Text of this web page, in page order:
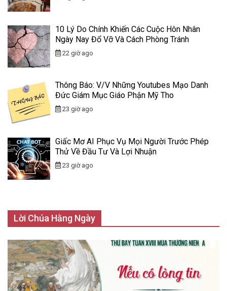
10 Lý Do Chính Khiến Các Cuộc Hôn Nhân
Ngày Nay Đổ Vỡ Và Cách Phòng Tránh
22 giờ ago
Thông Báo: V/v Những Youtubes Mạo Danh
Đức Giám Mục Giáo Phận Mỹ Tho
23 giờ ago
Giấc Mơ AI Phục Vụ Mọi Người Trước Phép
Thử Về Đầu Tư Và Lợi Nhuận
23 giờ ago
Lời Chúa Hằng Ngày